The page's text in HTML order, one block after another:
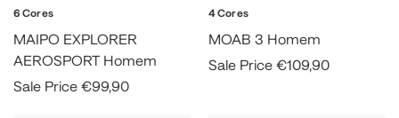
6 Cores
MAIPO EXPLORER
AEROSPORT Homem
Sale Price €99,90
4 Cores
MOAB 3 Homem
Sale Price €109,90